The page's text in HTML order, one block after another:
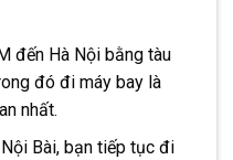
đến Hà Nội bằng tàu
đó đi máy bay là
nhất.
Bài, bạn tiếp tục đi